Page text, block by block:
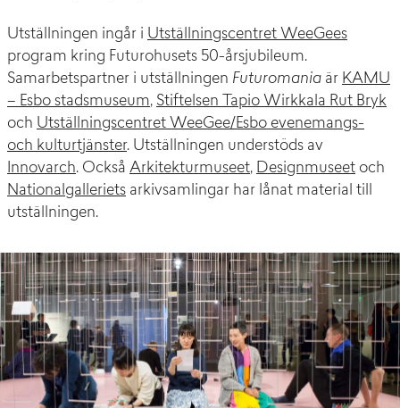
Utställningen ingår i Utställningscentret WeeGees
program kring Futurohusets 50-årsjubileum.
Samarbetspartner i utställningen Futuromania är KAMU
– Esbo stadsmuseum, Stiftelsen Tapio Wirkkala Rut Bryk
och Utställningscentret WeeGee/Esbo evenemangs-
och kulturtjänster. Utställningen understöds av
Innovarch. Också Arkitekturmuseet, Designmuseet och
Nationalgalleriets arkivsamlingar har lånat material till
utställningen.